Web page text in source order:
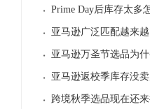
· Prime Day后库存太多
· 亚马逊广泛匹配越来
· 亚马逊万圣节选品为什
· 亚马逊返校季库存没
· 跨境秋季选品现在还